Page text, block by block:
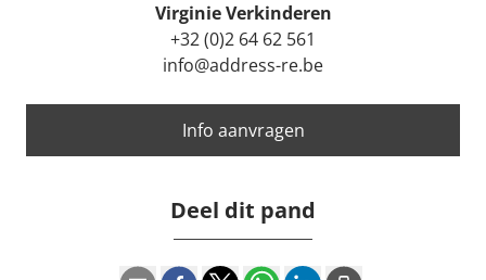
Virginie Verkinderen
+32 (0)2 64 62 561
info@address-re.be
Info aanvragen
Deel dit pand